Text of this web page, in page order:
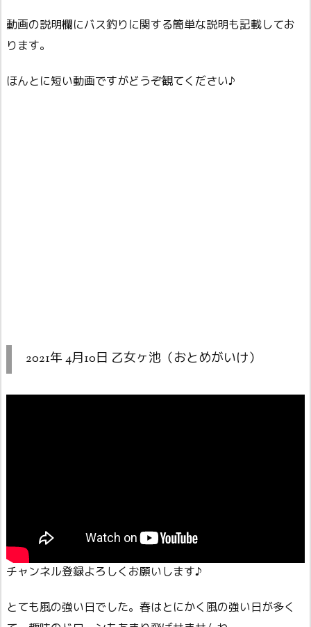
動画の説明欄にバス釣りに関する簡単な説明も記載してお
ります。
ほんとに短い動画ですがどうぞ観てください♪
2021年 4月10日 乙女ヶ池（おとめがいけ）
チャンネル登録よろしくお願いします♪
とても風の強い日でした。春はとにかく風の強い日が多く